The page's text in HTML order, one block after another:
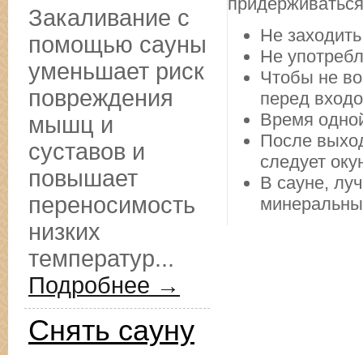
Не
Не
Чтобы не
перед
Время
После
следует
В сауне,
Закаливание с
помощью сауны
уменьшает риск
повреждения
мышц и
суставов и
повышает
переносимость
низких
температур...
Подробнее →
Снять сауну